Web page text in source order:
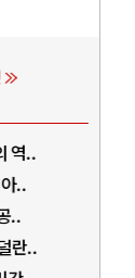
역..
..
..
란..